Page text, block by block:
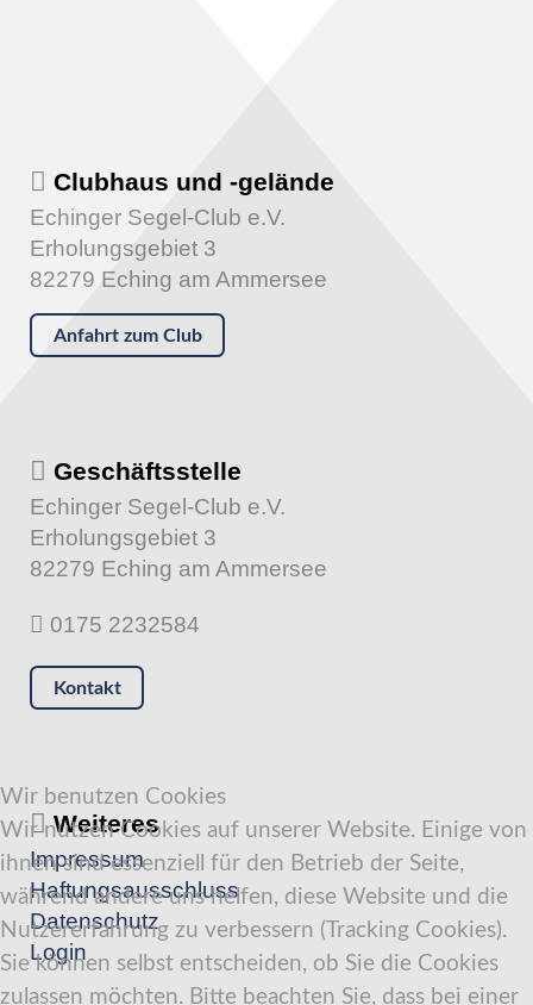
Clubhaus und -gelände
Echinger Segel-Club e.V.
Erholungsgebiet 3
82279 Eching am Ammersee
Anfahrt zum Club
Geschäftsstelle
Echinger Segel-Club e.V.
Erholungsgebiet 3
82279 Eching am Ammersee
0175 2232584
Kontakt
Weiteres
Impressum
Haftungsausschluss
Datenschutz
Login
Wir benutzen Cookies
Wir nutzen Cookies auf unserer Website. Einige von
ihnen sind essenziell für den Betrieb der Seite,
während andere uns helfen, diese Website und die
Nutzererfahrung zu verbessern (Tracking Cookies).
Sie können selbst entscheiden, ob Sie die Cookies
zulassen möchten. Bitte beachten Sie, dass bei einer